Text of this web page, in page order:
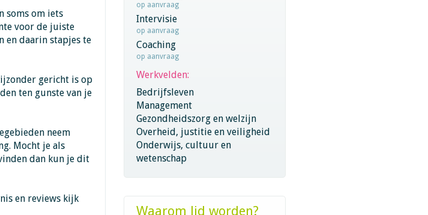
soms om iets
voor de juiste
en daarin stapjes te
gericht is op
ten gunste van je
neem
Mocht je als
dan kun je dit
en reviews kijk
op aanvraag
Intervisie
op aanvraag
Coaching
op aanvraag
Werkvelden:
Bedrijfsleven
Management
Gezondheidszorg en welzijn
Overheid, justitie en veiligheid
Onderwijs, cultuur en
wetenschap
Waarom lid worden?